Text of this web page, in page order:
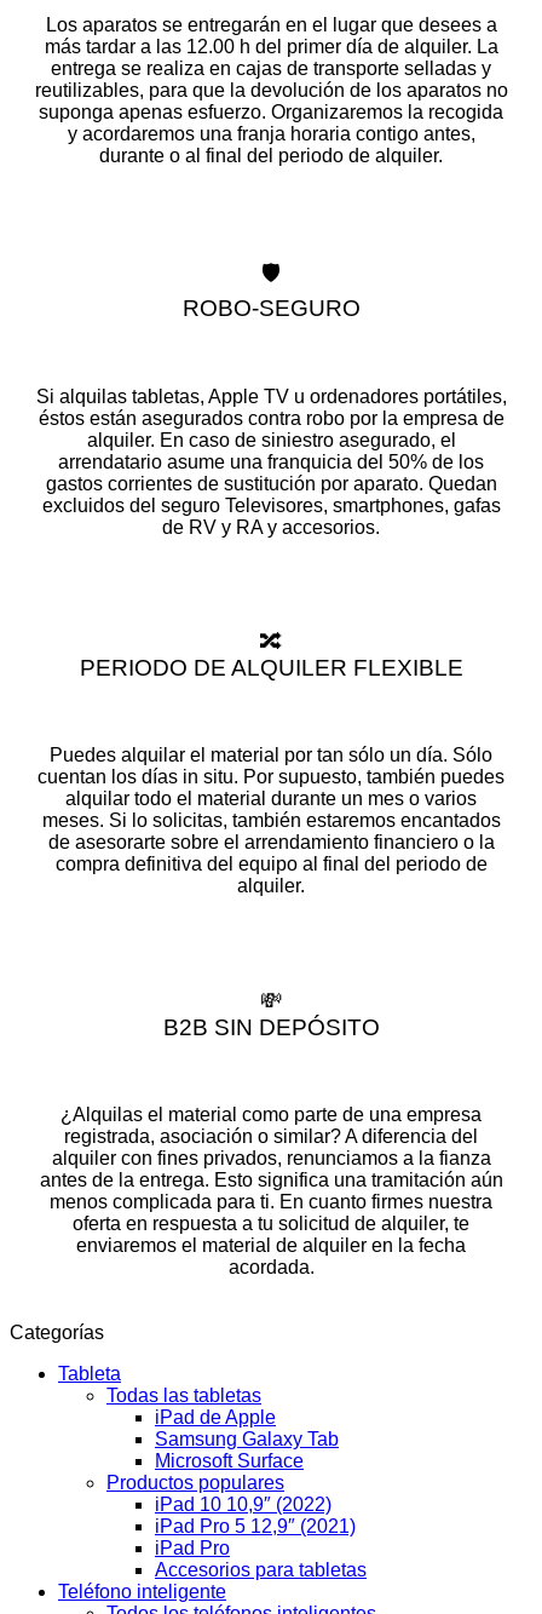
Los aparatos se entregarán en el lugar que desees a
más tardar a las 12.00 h del primer día de alquiler. La
entrega se realiza en cajas de transporte selladas y
reutilizables, para que la devolución de los aparatos no
suponga apenas esfuerzo. Organizaremos la recogida
y acordaremos una franja horaria contigo antes,
durante o al final del periodo de alquiler.
🛡️
ROBO-SEGURO
Si alquilas tabletas, Apple TV u ordenadores portátiles,
éstos están asegurados contra robo por la empresa de
alquiler. En caso de siniestro asegurado, el
arrendatario asume una franquicia del 50% de los
gastos corrientes de sustitución por aparato. Quedan
excluidos del seguro Televisores, smartphones, gafas
de RV y RA y accesorios.
🔀
PERIODO DE ALQUILER FLEXIBLE
Puedes alquilar el material por tan sólo un día. Sólo
cuentan los días in situ. Por supuesto, también puedes
alquilar todo el material durante un mes o varios
meses. Si lo solicitas, también estaremos encantados
de asesorarte sobre el arrendamiento financiero o la
compra definitiva del equipo al final del periodo de
alquiler.
💸
B2B SIN DEPÓSITO
¿Alquilas el material como parte de una empresa
registrada, asociación o similar? A diferencia del
alquiler con fines privados, renunciamos a la fianza
antes de la entrega. Esto significa una tramitación aún
menos complicada para ti. En cuanto firmes nuestra
oferta en respuesta a tu solicitud de alquiler, te
enviaremos el material de alquiler en la fecha
acordada.
Categorías
Tableta
Todas las tabletas
iPad de Apple
Samsung Galaxy Tab
Microsoft Surface
Productos populares
iPad 10 10,9″ (2022)
iPad Pro 5 12,9″ (2021)
iPad Pro
Accesorios para tabletas
Teléfono inteligente